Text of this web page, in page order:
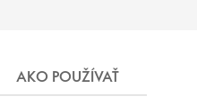
AKO POUŽÍVAŤ